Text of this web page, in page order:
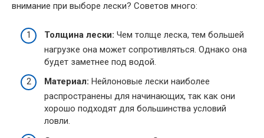
внимание при выборе лески? Советов много:
Толщина лески: Чем толще леска, тем большей
нагрузке она может сопротивляться. Однако она
будет заметнее под водой.
Материал: Нейлоновые лески наиболее
распространены для начинающих, так как они
хорошо подходят для большинства условий
ловли.